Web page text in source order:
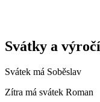
Svátky a výročí
Svátek má Soběslav
Zítra má svátek Roman